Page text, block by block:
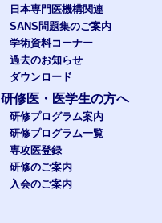
日本専門医機構関連
SANS問題集のご案内
学術資料コーナー
過去のお知らせ
ダウンロード
研修医・医学生の方へ
研修プログラム案内
研修プログラム一覧
専攻医登録
研修のご案内
入会のご案内